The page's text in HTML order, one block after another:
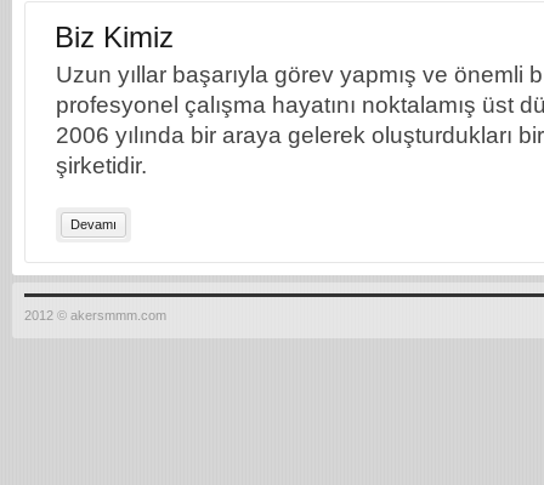
Biz Kimiz
Uzun yıllar başarıyla görev yapmış ve önemli
profesyonel çalışma hayatını noktalamış üst
2006 yılında bir araya gelerek oluşturdukları
şirketidir.
Devamı
2012 © akersmmm.com